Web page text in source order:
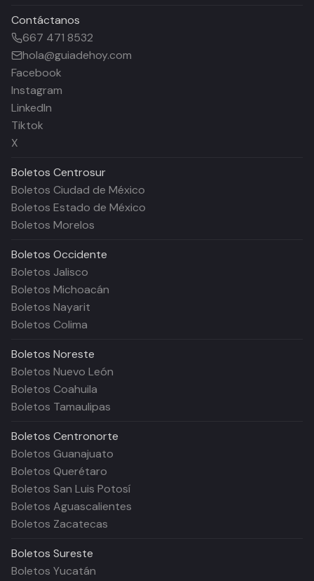
Contáctanos
667 471 8532
hola@guiadehoy.com
Facebook
Instagram
LinkedIn
Tiktok
X
Boletos Centrosur
Boletos Ciudad de México
Boletos Estado de México
Boletos Morelos
Boletos Occidente
Boletos Jalisco
Boletos Michoacán
Boletos Nayarit
Boletos Colima
Boletos Noreste
Boletos Nuevo León
Boletos Coahuila
Boletos Tamaulipas
Boletos Centronorte
Boletos Guanajuato
Boletos Querétaro
Boletos San Luis Potosí
Boletos Aguascalientes
Boletos Zacatecas
Boletos Sureste
Boletos Yucatán